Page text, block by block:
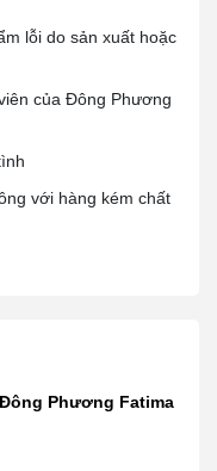
lỗi do sản xuất hoặc
của Đông Phương
với hàng kém chất
Phương Fatima